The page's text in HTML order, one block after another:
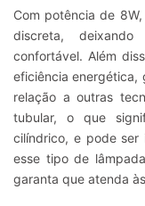
Com potência de
discreta,
confortável. Além
eficiência energética,
relação a outras
tubular, o que
cilíndrico, e pode ser
esse tipo de
garanta que atenda